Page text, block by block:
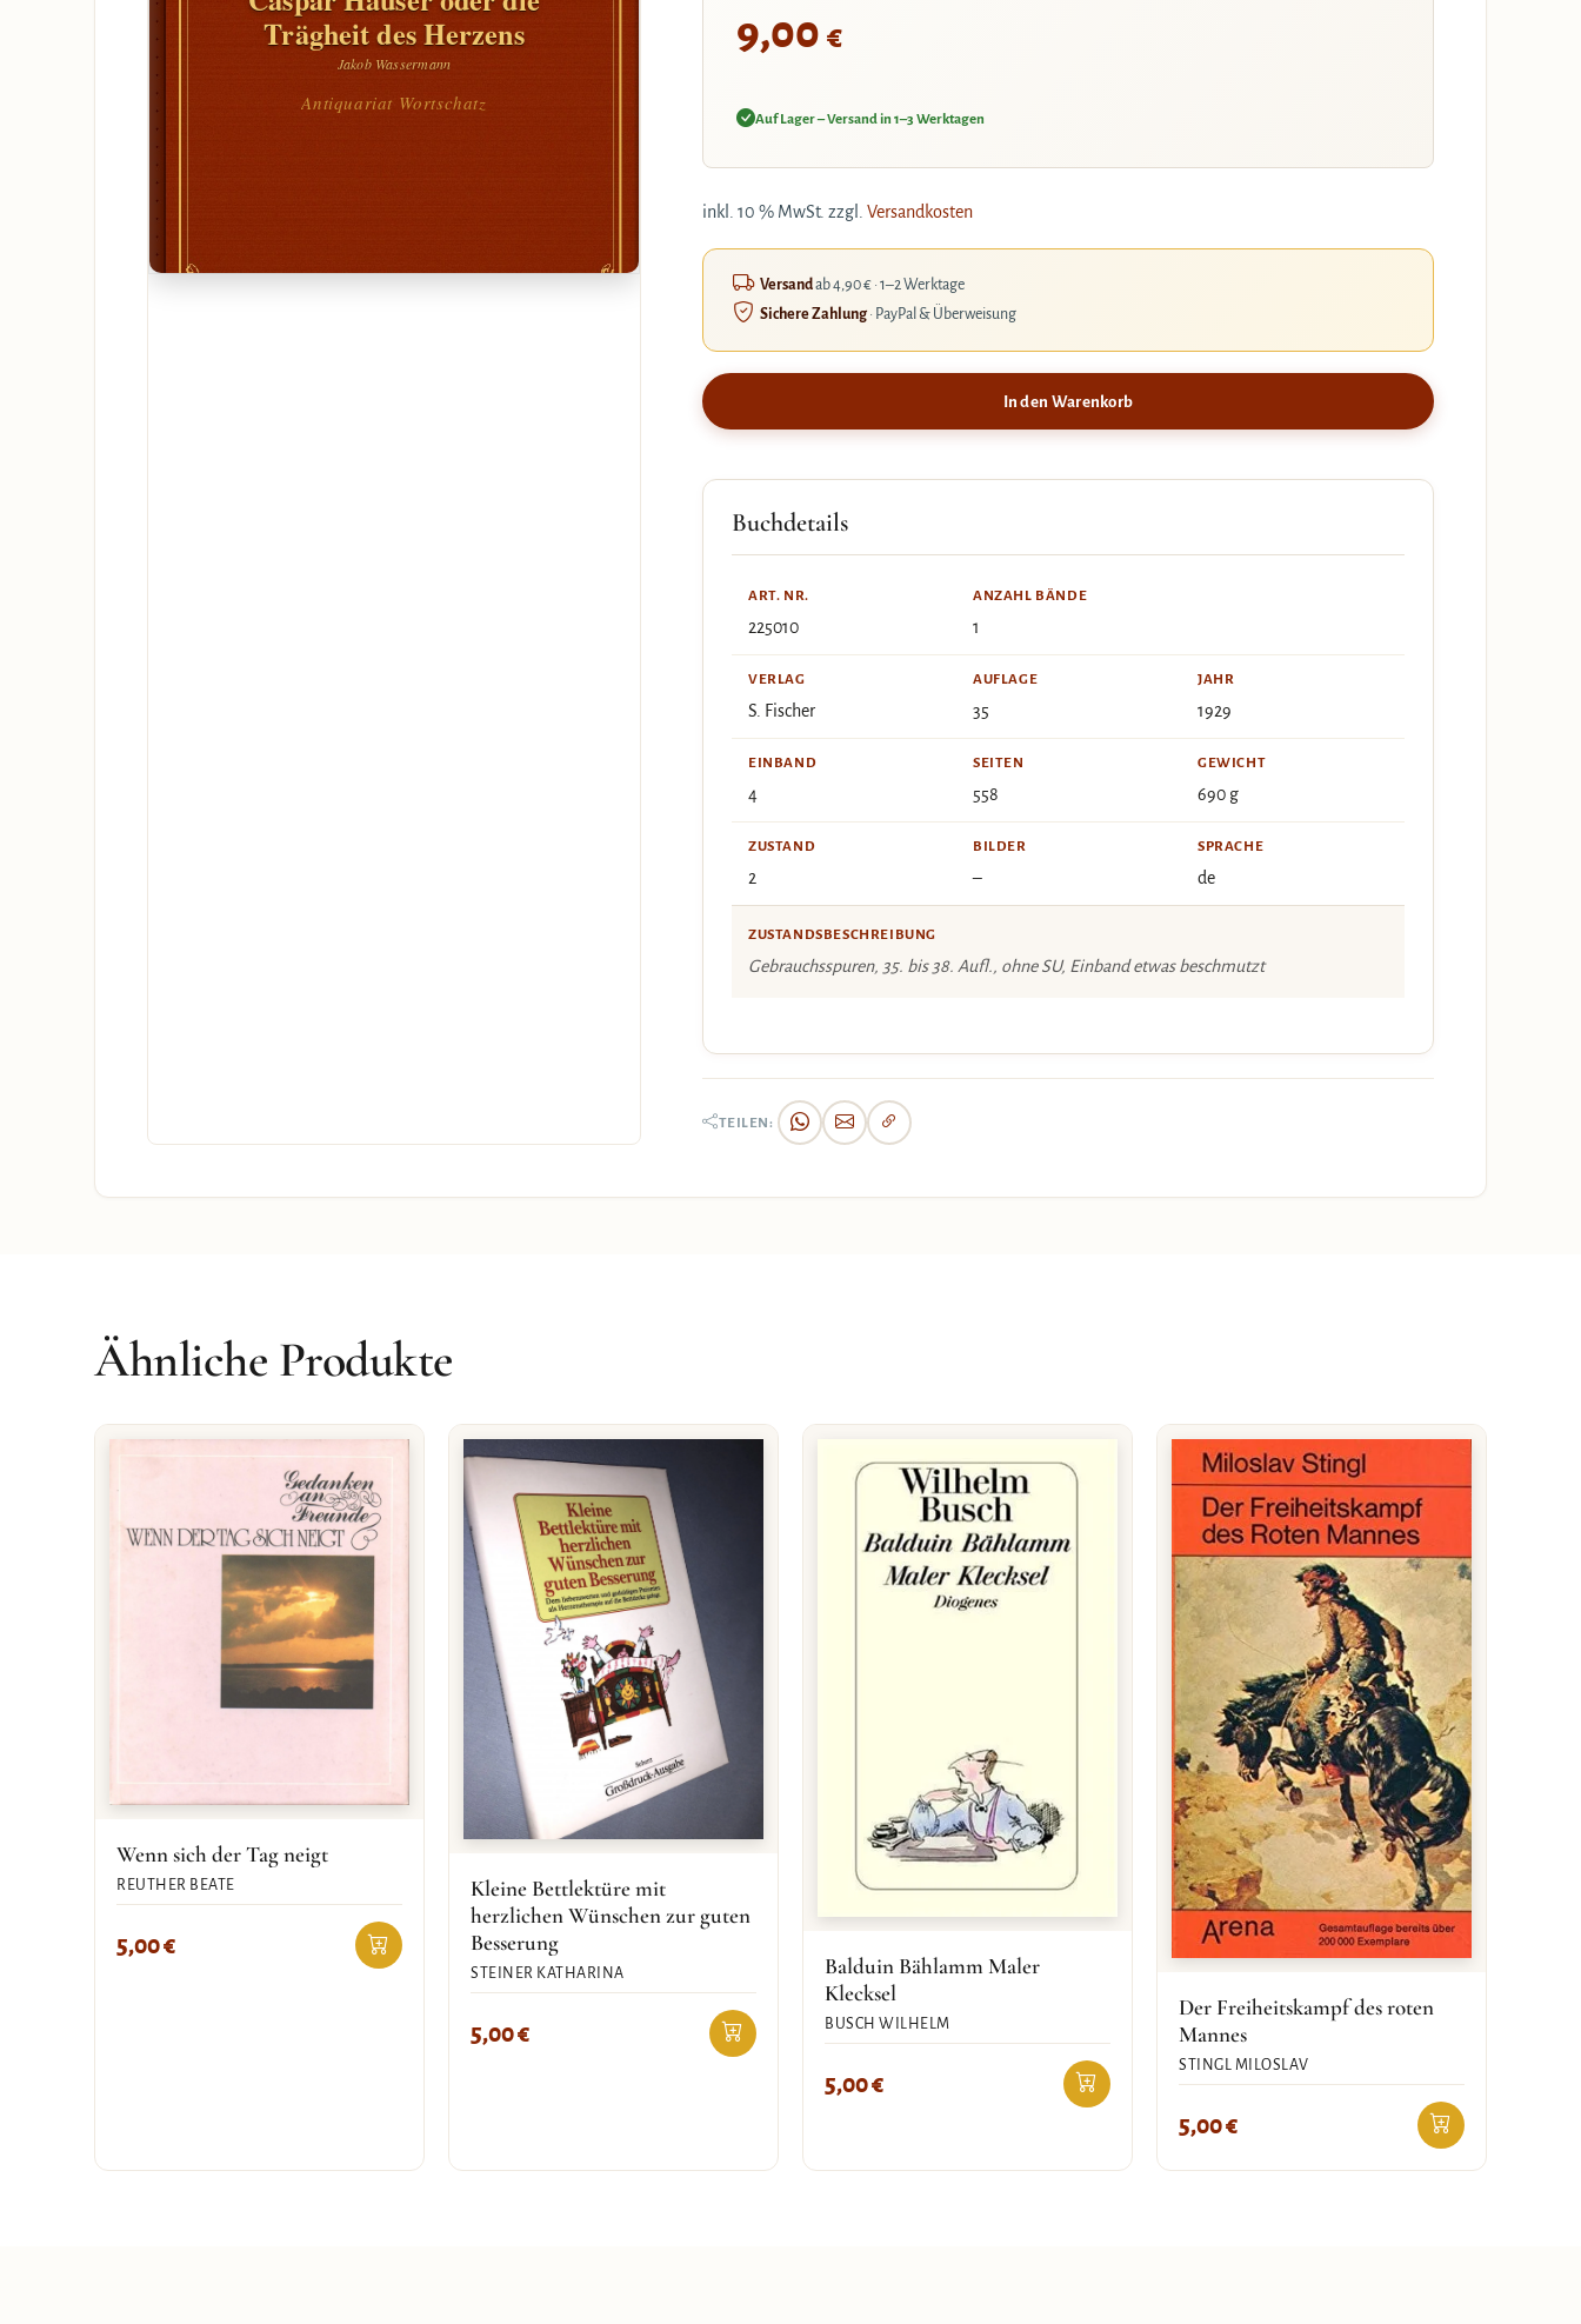
Trägheit des Herzens
Jakob Wassermann
Antiquariat Wortschatz
9,00 €
Auf Lager – Versand in 1–3 Werktagen
inkl. 10 % MwSt. zzgl. Versandkosten
Versandab 4,90 € · 1–2 Werktage
Sichere Zahlung· PayPal & Überweisung
In den Warenkorb
Buchdetails
ART. NR.
225010
ANZAHL BÄNDE
1
VERLAG
S. Fischer
AUFLAGE
35
JAHR
1929
EINBAND
4
SEITEN
558
GEWICHT
690 g
ZUSTAND
2
BILDER
–
SPRACHE
de
ZUSTANDSBESCHREIBUNG
Gebrauchsspuren, 35. bis 38. Aufl., ohne SU, Einband etwas beschmutzt
TEILEN:
Ähnliche Produkte
Wenn sich der Tag neigt
REUTHER BEATE
5,00€
Kleine Bettlektüre mit
herzlichen Wünschen zur guten
Besserung
STEINER KATHARINA
5,00€
Balduin Bählamm Maler
Klecksel
BUSCH WILHELM
5,00€
Der Freiheitskampf des roten
Mannes
STINGL MILOSLAV
5,00€